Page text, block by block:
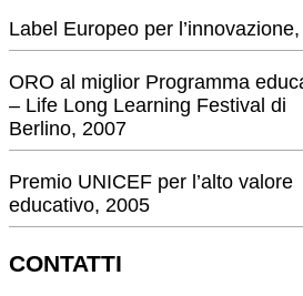
Label Europeo per
ORO al miglior Programma
– Life Long Learning Festival di
Berlino, 2007
Premio UNICEF per l’alto valore
educativo, 2005
CONTATTI